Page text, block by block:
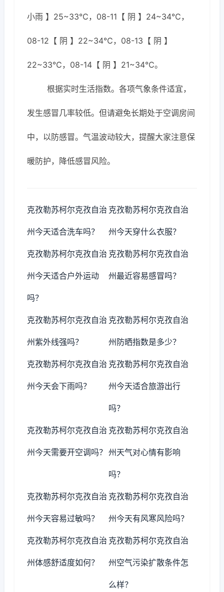
小雨 】25~33℃，08-11【 阴 】24~34℃，
08-12【 阴 】22~34℃，08-13【 阴 】
22~33℃，08-14【 阴 】21~34℃。
根据实时生活指数。各项气象条件适宜，
发生感冒几率较低。但请避免长期处于空调房间
中，以防感冒。气温波动较大，提醒大家注意保
暖防护，降低感冒风险。
克孜勒苏柯尔克孜自治
州今天适合洗车吗？
克孜勒苏柯尔克孜自治
州今天穿什么衣服？
克孜勒苏柯尔克孜自治
州今天适合户外运动
吗？
克孜勒苏柯尔克孜自治
州最近容易感冒吗？
克孜勒苏柯尔克孜自治
州紫外线强吗？
克孜勒苏柯尔克孜自治
州防晒指数是多少？
克孜勒苏柯尔克孜自治
州今天会下雨吗？
克孜勒苏柯尔克孜自治
州今天适合旅游出行
吗？
克孜勒苏柯尔克孜自治
州今天需要开空调吗？
克孜勒苏柯尔克孜自治
州天气对心情有影响
吗？
克孜勒苏柯尔克孜自治
州今天容易过敏吗？
克孜勒苏柯尔克孜自治
州今天有风寒风险吗？
克孜勒苏柯尔克孜自治
州体感舒适度如何？
克孜勒苏柯尔克孜自治
州空气污染扩散条件怎
么样？